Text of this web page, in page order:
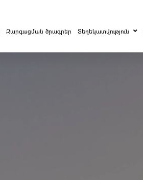
Զարգացման ծրագրեր Տեղեկատվություն